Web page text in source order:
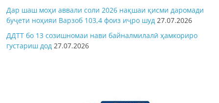
Дар шаш моҳи аввали соли 2026 нақшаи қисми даромади
буҷети ноҳияи Варзоб 103,4 фоиз иҷро шуд 27.07.2026
ДДТТ бо 13 созишномаи нави байналмилалӣ ҳамкориро
густариш дод 27.07.2026